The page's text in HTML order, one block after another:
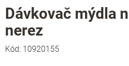
produktu
je
5,0
z
5
Dávkovač mýdla
nerez
Kód: 10920155